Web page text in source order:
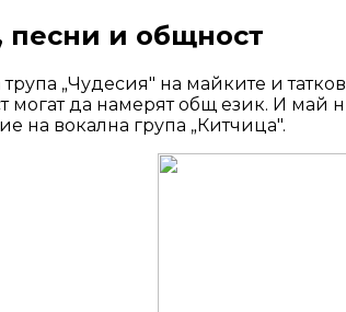
песни и общност
трупа „Чудесия" на майките и
могат да намерят общ език. И май
на вокална група „Китчица".